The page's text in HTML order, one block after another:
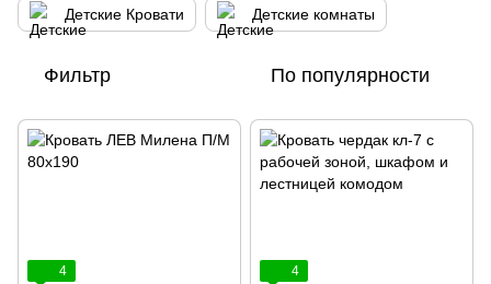
Детские Кровати Детские комнаты
Фильтр По популярности
4 4